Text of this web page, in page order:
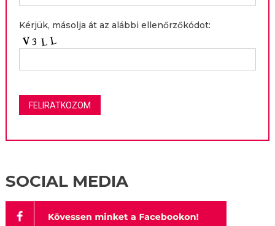
Kérjük, másolja át az alábbi ellenőrzőkódot:
SOCIAL MEDIA